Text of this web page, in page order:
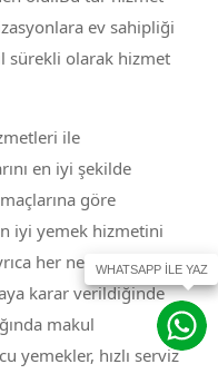
ev sahipliği
sürekli olarak hizmet
ile
en iyi şekilde
göre
iyi yemek hizmetini
her ne sebep
karar verildiğinde
makul
yemekler, hızlı serviz